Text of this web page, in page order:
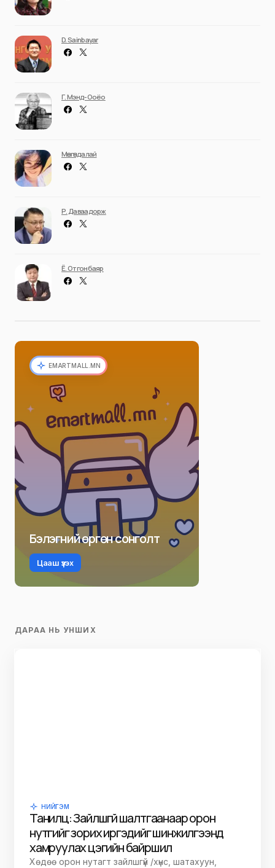
D. Sainbayar
Г. Мэнд-Ооёо
Мөнгөндалай
Р. Даваадорж
Ё. Отгонбаяр
EMARTMALL.MN
Бэлэгний өргөн сонголт
Цааш үзэх
ДАРАА НЬ УНШИХ
НИЙГЭМ
Танилц: Зайлшгүй шалтгаанаар орон
нутгийг зорих иргэдийг шинжилгээнд
хамруулах цэгийн байршил
Хөдөө орон нутагт зайлшгүй /хүнс, шатахуун,